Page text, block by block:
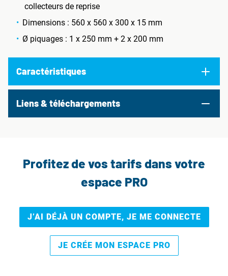
collecteurs de reprise
Dimensions : 560 x 560 x 300 x 15 mm
Ø piquages : 1 x 250 mm + 2 x 200 mm
Caractéristiques
Liens & téléchargements
Profitez de vos tarifs dans votre
espace PRO
J’AI DÉJÀ UN COMPTE, JE ME CONNECTE
JE CRÉE MON ESPACE PRO